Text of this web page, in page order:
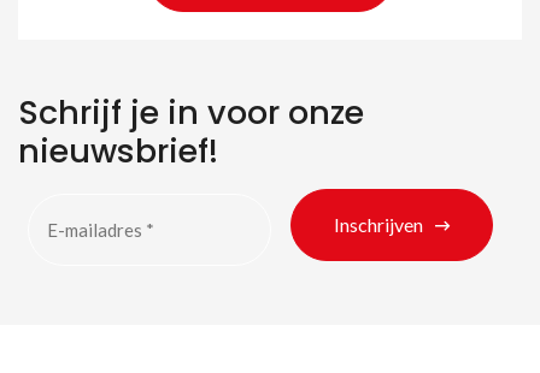
Schrijf je in voor onze
nieuwsbrief!
Inschrijven